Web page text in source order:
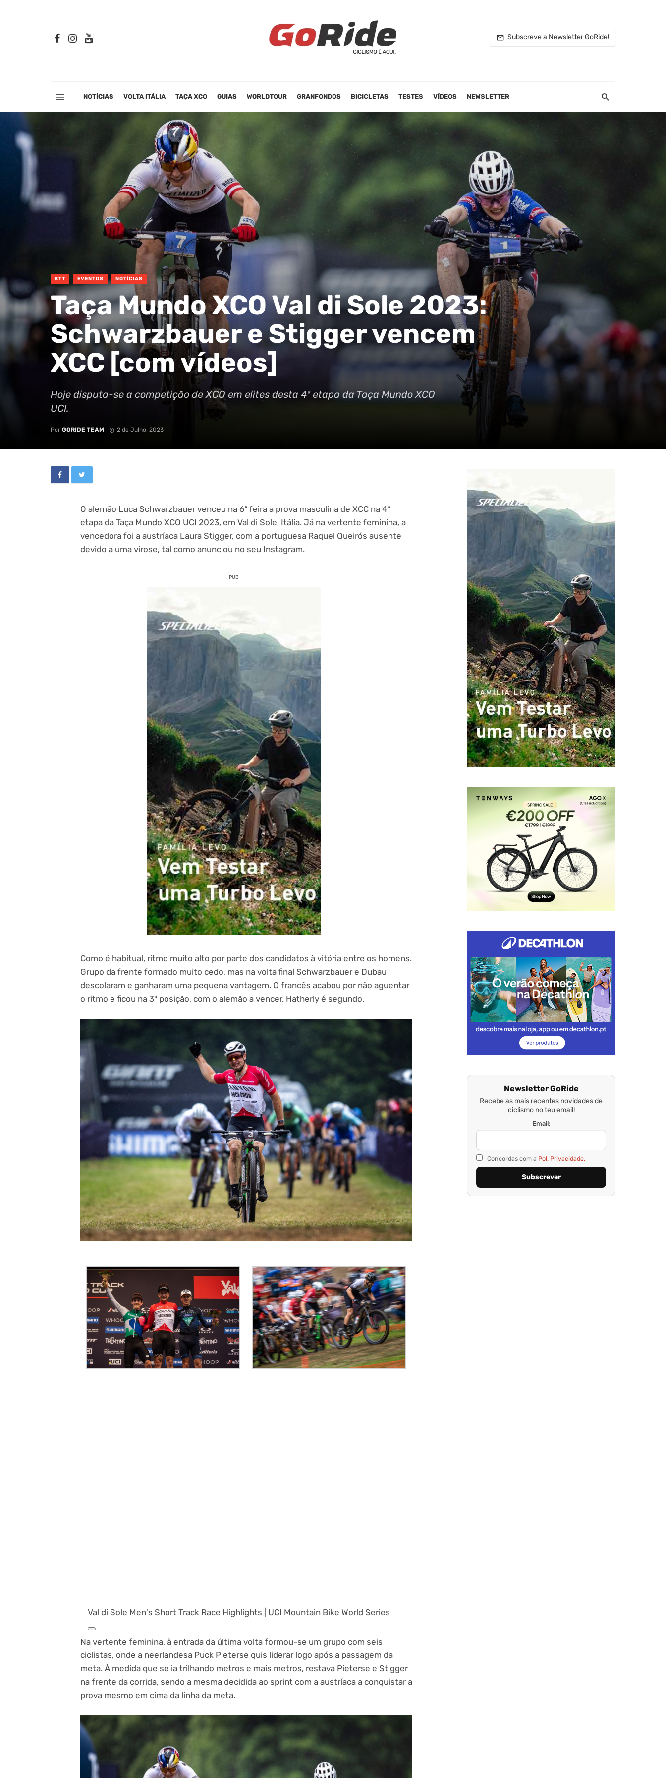
Subscreve a Newsletter GoRide!
NOTÍCIAS VOLTA ITÁLIA TAÇA XCO GUIAS WORLDTOUR GRANFONDOS BICICLETAS TESTES VÍDEOS NEWSLETTER
BTT EVENTOS NOTÍCIAS
Taça Mundo XCO Val di Sole 2023:
Schwarzbauer e Stigger vencem
XCC [com vídeos]
Hoje disputa-se a competição de XCO em elites desta 4ª etapa da Taça Mundo XCO
UCI.
Por GORIDE TEAM 2 de Julho, 2023
O alemão Luca Schwarzbauer venceu na 6ª feira a prova masculina de XCC na 4ª
etapa da Taça Mundo XCO UCI 2023, em Val di Sole, Itália. Já na vertente feminina, a
vencedora foi a austríaca Laura Stigger, com a portuguesa Raquel Queirós ausente
devido a uma virose, tal como anunciou no seu Instagram.
PUB
Como é habitual, ritmo muito alto por parte dos candidatos à vitória entre os homens.
Grupo da frente formado muito cedo, mas na volta final Schwarzbauer e Dubau
descolaram e ganharam uma pequena vantagem. O francês acabou por não aguentar
o ritmo e ficou na 3ª posição, com o alemão a vencer. Hatherly é segundo.
Val di Sole Men's Short Track Race Highlights | UCI Mountain Bike World Series
Na vertente feminina, à entrada da última volta formou-se um grupo com seis
ciclistas, onde a neerlandesa Puck Pieterse quis liderar logo após a passagem da
meta. À medida que se ia trilhando metros e mais metros, restava Pieterse e Stigger
na frente da corrida, sendo a mesma decidida ao sprint com a austríaca a conquistar a
prova mesmo em cima da linha da meta.
Newsletter GoRide
Recebe as mais recentes novidades de
ciclismo no teu email!
Email:
Concordas com a Pol. Privacidade.